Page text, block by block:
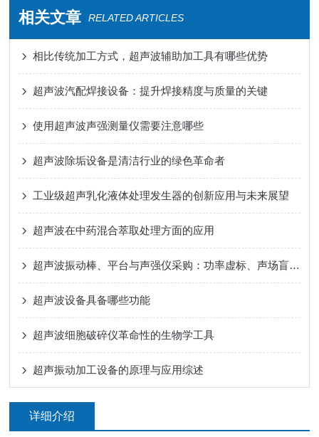
相关文章 RELATED ARTICLES
相比传统加工方式，超声波辅助加工具有哪些优势
超声波汽配焊接设备：提升焊接精度与质量的关键
使用超声波声强测量仪需要注意哪些
超声波除垢设备是清洁行业的绿色革命者
工业级超声乳化液体处理发生器的创新应用与未来展望
超声波在中药混合萃取处理方面的应用
超声波振动棒、平台与声强仪采购：功率虚标、声场盲区与校准溯源的工程破局
超声波设备具备哪些功能
超声波细胞破碎仪革命性的生物学工具
超声振动加工设备的原理与应用综述
详细介绍